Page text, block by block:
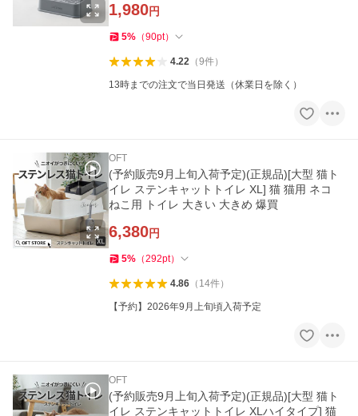
1,980円
5% （90pt）
4.22（9件）
13時までの注文で当日発送（休業日を除く）
OFT
(予約販売9月上旬入荷予定)(正規品)[大型 猫ト
イレ ステンキャットトイレ XL] 猫 猫用 ネコ
ねこ用 トイレ 大きい 大きめ 爆買
6,380円
5% （292pt）
4.86（ 14件）
【予約】2026年9月上旬頃入荷予定
OFT
(予約販売9月上旬入荷予定)(正規品)[大型 猫ト
イレ ステンキャットトイレ XLハイタイプ] 猫